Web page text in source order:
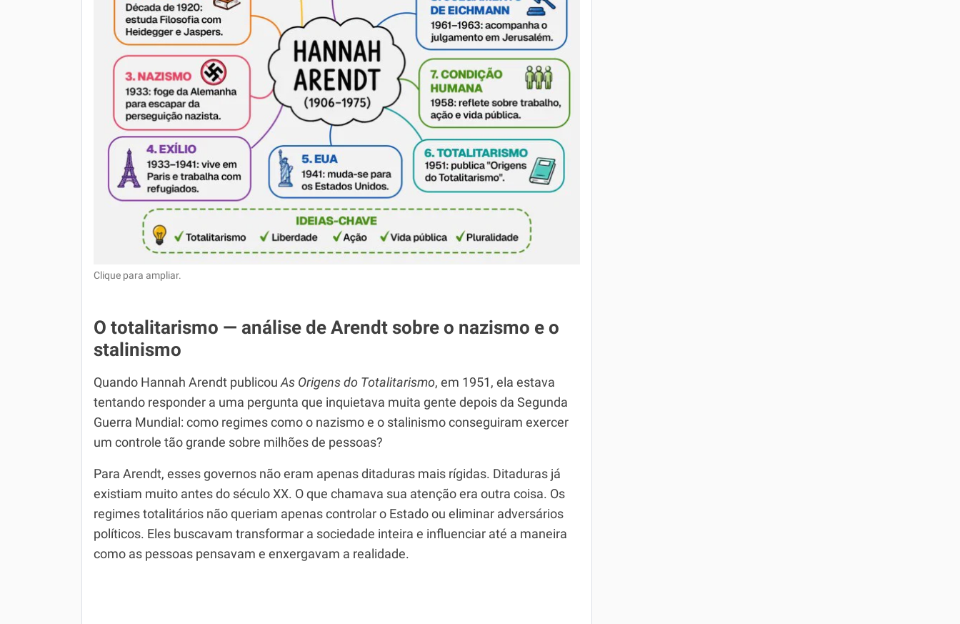
Clique para ampliar.
O totalitarismo — análise de Arendt sobre o nazismo e o
stalinismo
Quando Hannah Arendt publicouAs Origens do Totalitarismo, em 1951, ela estava
tentando responder a uma pergunta que inquietava muita gente depois da Segunda
Guerra Mundial: como regimes como o nazismo e o stalinismo conseguiram exercer
um controle tão grande sobre milhões de pessoas?
Para Arendt, esses governos não eram apenas ditaduras mais rígidas. Ditaduras já
existiam muito antes do século XX. O que chamava sua atenção era outra coisa. Os
regimes totalitários não queriam apenas controlar o Estado ou eliminar adversários
políticos. Eles buscavam transformar a sociedade inteira e influenciar até a maneira
como as pessoas pensavam e enxergavam a realidade.